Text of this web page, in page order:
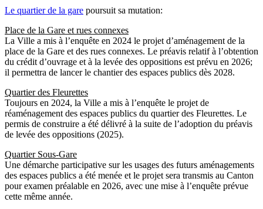
Le quartier de la gare poursuit sa mutation:
Place de la Gare et rues connexes
La Ville a mis à l’enquête en 2024 le projet d’aménagement de la
place de la Gare et des rues connexes. Le préavis relatif à l’obtention
du crédit d’ouvrage et à la levée des oppositions est prévu en 2026;
il permettra de lancer le chantier des espaces publics dès 2028.
Quartier des Fleurettes
Toujours en 2024, la Ville a mis à l’enquête le projet de
réaménagement des espaces publics du quartier des Fleurettes. Le
permis de construire a été délivré à la suite de l’adoption du préavis
de levée des oppositions (2025).
Quartier Sous-Gare
Une démarche participative sur les usages des futurs aménagements
des espaces publics a été menée et le projet sera transmis au Canton
pour examen préalable en 2026, avec une mise à l’enquête prévue
cette même année.